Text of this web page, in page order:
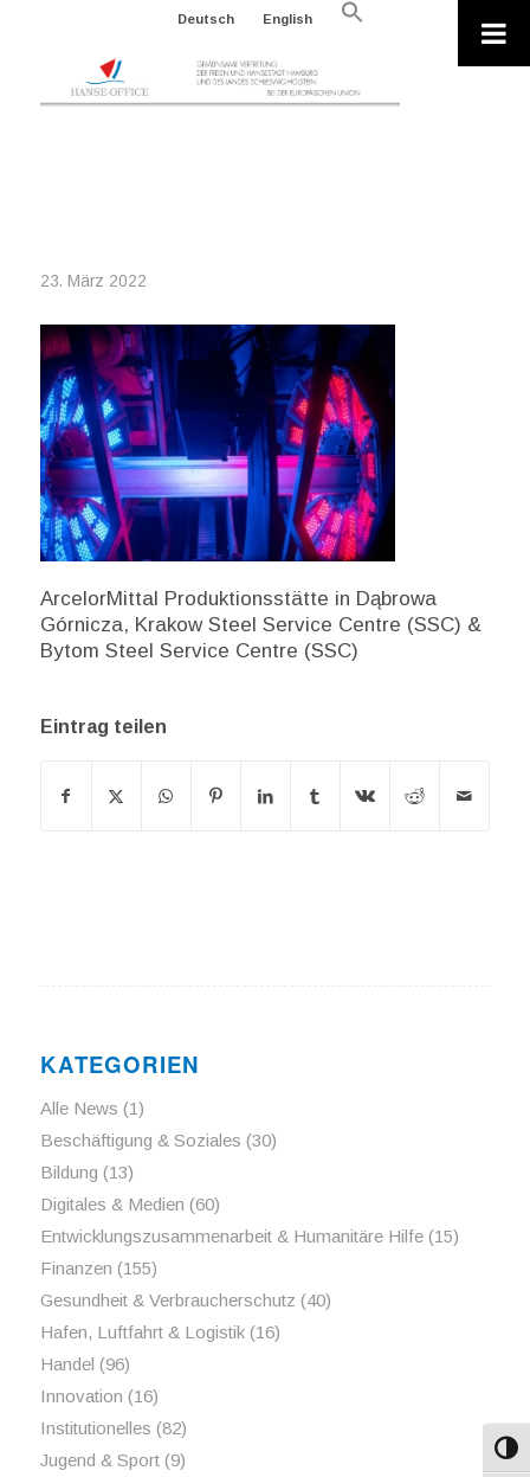
Deutsch English
Search
23. März 2022
ArcelorMittal Produktionsstätte in Dąbrowa
Górnicza, Krakow Steel Service Centre (SSC) &
Bytom Steel Service Centre (SSC)
Eintrag teilen
KATEGORIEN
Alle News (1)
Beschäftigung & Soziales (30)
Bildung (13)
Digitales & Medien (60)
Entwicklungszusammenarbeit & Humanitäre Hilfe(15)
Finanzen (155)
Gesundheit & Verbraucherschutz (40)
Hafen, Luftfahrt & Logistik(16)
Handel (96)
Innovation (16)
Institutionelles (82)
Jugend & Sport(9)